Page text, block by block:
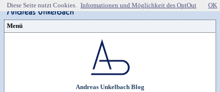
Menü
Workshop & SeminarAndreas Unkelbach Blog
Diese Seite nutzt Cookies. Informationen und Möglichkeit des OptOut OK